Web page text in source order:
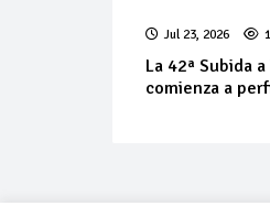
Jul 23, 2026
La 42ª Subida
comienza a